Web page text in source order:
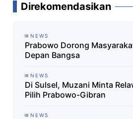
Direkomendasikan
NEWS
Prabowo Dorong
Depan Bangsa
NEWS
Di Sulsel, Muzani Minta
Pilih Prabowo-Gibran
NEWS